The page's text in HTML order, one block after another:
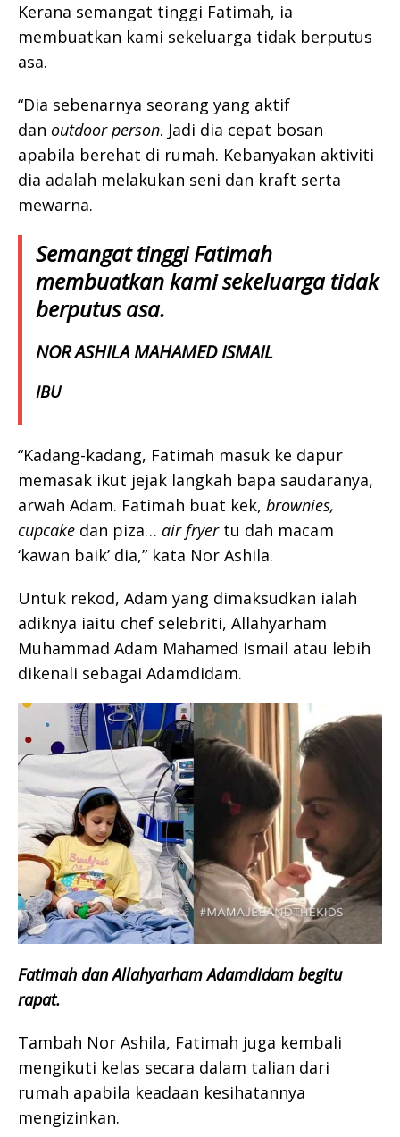
Kerana semangat tinggi Fatimah, ia
membuatkan kami sekeluarga tidak berputus
asa.
“Dia sebenarnya seorang yang aktif
dan outdoor person. Jadi dia cepat bosan
apabila berehat di rumah. Kebanyakan aktiviti
dia adalah melakukan seni dan kraft serta
mewarna.
Semangat tinggi Fatimah
membuatkan kami sekeluarga tidak
berputus asa.
NOR ASHILA MAHAMED ISMAIL
IBU
“Kadang-kadang, Fatimah masuk ke dapur
memasak ikut jejak langkah bapa saudaranya,
arwah Adam. Fatimah buat kek, brownies,
cupcake dan piza… air fryertu dah macam
‘kawan baik’ dia,” kata Nor Ashila.
Untuk rekod, Adam yang dimaksudkan ialah
adiknya iaitu chef selebriti, Allahyarham
Muhammad Adam Mahamed Ismail atau lebih
dikenali sebagai Adamdidam.
Fatimah dan Allahyarham Adamdidam begitu
rapat.
Tambah Nor Ashila, Fatimah juga kembali
mengikuti kelas secara dalam talian dari
rumah apabila keadaan kesihatannya
mengizinkan.